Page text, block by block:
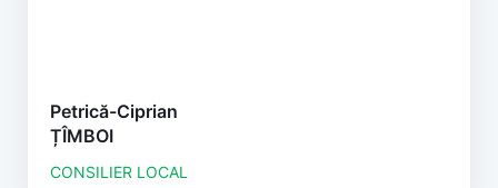
Petrică-Ciprian
ȚÎMBOI
CONSILIER LOCAL